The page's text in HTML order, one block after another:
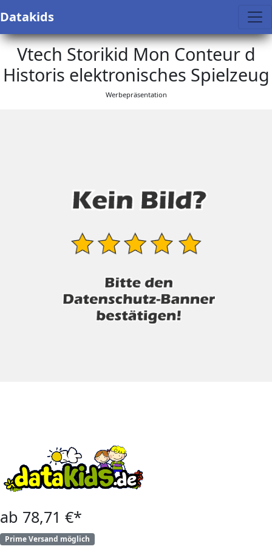
Datakids
Vtech Storikid Mon Conteur d
Historis elektronisches Spielzeug
Werbepräsentation
ab 78,71 €*
Prime Versand möglich